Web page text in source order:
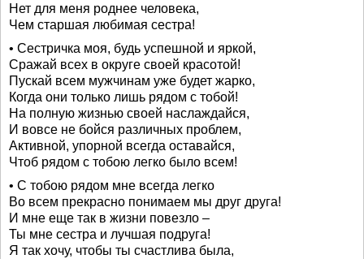
Нет для меня роднее человека,
Чем старшая любимая сестра!
• Сестричка моя, будь успешной и яркой,
Сражай всех в округе своей красотой!
Пускай всем мужчинам уже будет жарко,
Когда они только лишь рядом с тобой!
На полную жизнью своей наслаждайся,
И вовсе не бойся различных проблем,
Активной, упорной всегда оставайся,
Чтоб рядом с тобою легко было всем!
• С тобою рядом мне всегда легко
Во всем прекрасно понимаем мы друг друга!
И мне еще так в жизни повезло –
Ты мне сестра и лучшая подруга!
Я так хочу, чтобы ты счастлива была,